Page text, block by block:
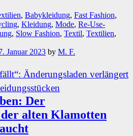
, Babykleidung, Fast Fashion,
, Kleidung, Mode, Re-Use-
, Slow Fashion, Textil, Textilien,
Januar 2023 by M. F.
Änderungsladen verlängert
Der
alten Klamotten